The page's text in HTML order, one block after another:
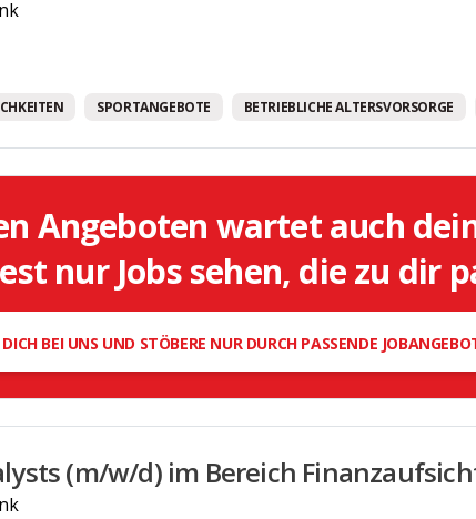
SPORTANGEBOTE BETRIEBLICHE ALTERSVORSORGE
Angeboten wartet auch
nur Jobs sehen, die zu dir
DICH BEI UNS UND STÖBERE NUR DURCH PASSENDE
(m/w/d) im Bereich